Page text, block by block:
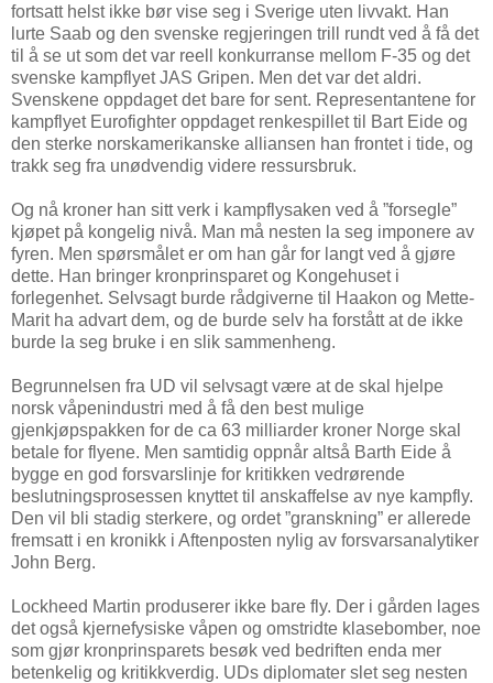
fortsatt helst ikke bør vise seg i Sverige uten livvakt. Han
lurte Saab og den svenske regjeringen trill rundt ved å få det
til å se ut som det var reell konkurranse mellom F-35 og det
svenske kampflyet JAS Gripen. Men det var det aldri.
Svenskene oppdaget det bare for sent. Representantene for
kampflyet Eurofighter oppdaget renkespillet til Bart Eide og
den sterke norskamerikanske alliansen han frontet i tide, og
trakk seg fra unødvendig videre ressursbruk.
Og nå kroner han sitt verk i kampflysaken ved å ”forsegle”
kjøpet på kongelig nivå. Man må nesten la seg imponere av
fyren. Men spørsmålet er om han går for langt ved å gjøre
dette. Han bringer kronprinsparet og Kongehuset i
forlegenhet. Selvsagt burde rådgiverne til Haakon og Mette-
Marit ha advart dem, og de burde selv ha forstått at de ikke
burde la seg bruke i en slik sammenheng.
Begrunnelsen fra UD vil selvsagt være at de skal hjelpe
norsk våpenindustri med å få den best mulige
gjenkjøpspakken for de ca 63 milliarder kroner Norge skal
betale for flyene. Men samtidig oppnår altså Barth Eide å
bygge en god forsvarslinje for kritikken vedrørende
beslutningsprosessen knyttet til anskaffelse av nye kampfly.
Den vil bli stadig sterkere, og ordet ”granskning” er allerede
fremsatt i en kronikk i Aftenposten nylig av forsvarsanalytiker
John Berg.
Lockheed Martin produserer ikke bare fly. Der i gården lages
det også kjernefysiske våpen og omstridte klasebomber, noe
som gjør kronprinsparets besøk ved bedriften enda mer
betenkelig og kritikkverdig. UDs diplomater slet seg nesten